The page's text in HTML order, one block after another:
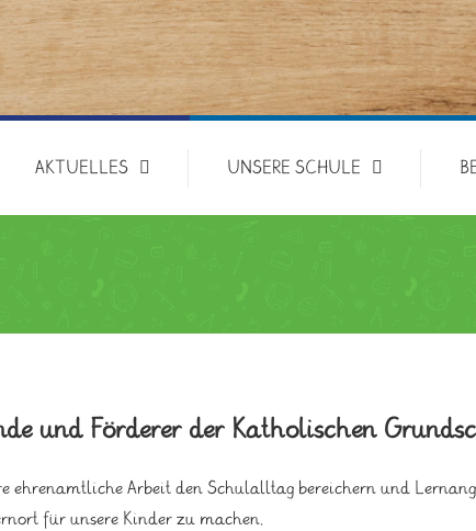
AKTUELLES UNSERE SCHULE
und Förderer der Katholischen
ehrenamtliche Arbeit den Schulalltag bereichern und
für unsere Kinder zu machen.